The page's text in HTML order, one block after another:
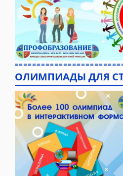
ОЛИМПИАДЫ ДЛЯ